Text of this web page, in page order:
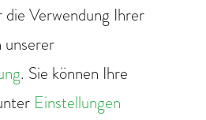
Verwendung Ihrer
unserer
. Sie können Ihre
Einstellungen